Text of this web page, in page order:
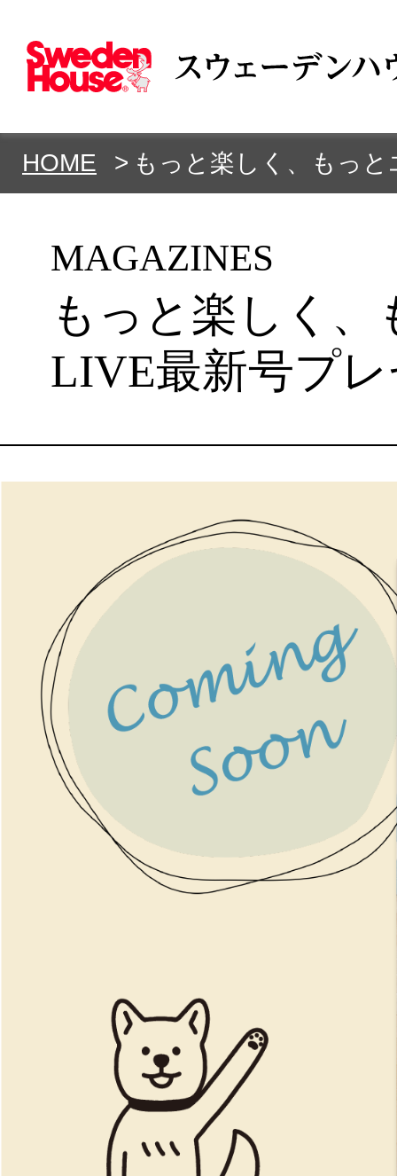
HOME もっと楽しく、もっ
MAGAZINES
もっと楽しく、
LIVE最新号プ